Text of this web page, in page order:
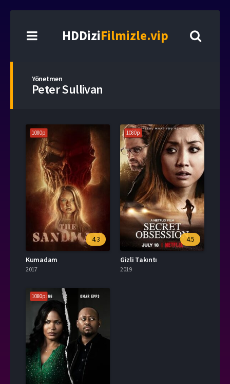
HDDiziFilmizle.vip
Yönetmen
Peter Sullivan
1080p
4.3
Kumadam
2017
1080p
4.5
Gizli Takıntı
2019
1080p